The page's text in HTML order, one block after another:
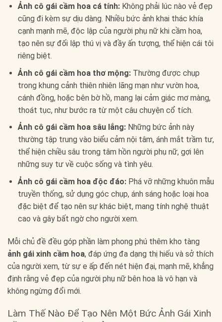
Ảnh cô gái cầm hoa cá tính:Không phải lúc nào vẻ đẹp
cũng đi kèm sự dịu dàng. Nhiều bức ảnh khai thác khía
cạnh mạnh mẽ, độc lập của người phụ nữ khi cầm hoa,
tạo nên sự đối lập thú vị và đầy ấn tượng, thể hiện cái tôi
riêng biệt.
Ảnh cô gái cầm hoa thơ mộng:Thường được chụp
trong khung cảnh thiên nhiên lãng mạn như vườn hoa,
cánh đồng, hoặc bên bờ hồ, mang lại cảm giác mơ màng,
thoát tục, như bước ra từ một câu chuyện cổ tích.
Ảnh cô gái cầm hoa sâu lắng:Những bức ảnh này
thường tập trung vào biểu cảm nội tâm, ánh mắt trầm tư,
thể hiện chiều sâu trong tâm hồn người phụ nữ, gợi lên
những suy tư về cuộc sống và tình yêu.
Ảnh cô gái cầm hoa độc đáo:Phá vỡ những khuôn mẫu
truyền thống, sử dụng góc chụp, ánh sáng hoặc loại hoa
đặc biệt để tạo nên sự khác biệt, mang tính nghệ thuật
cao và gây bất ngờ cho người xem.
Mỗi chủ đề đều góp phần làm phong phú thêm kho tàng
ảnh gái xinh cầm hoa, đáp ứng đa dạng thị hiếu và sở thích
của người xem, từ sự e ấp đến nét hiện đại, mạnh mẽ, khẳng
định rằng vẻ đẹp của người phụ nữ bên hoa là vô hạn và
không ngừng đổi mới.
Làm Thế Nào Để Tạo Nên Một Bức Ảnh Gái Xinh